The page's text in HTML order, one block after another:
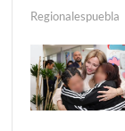
Regionalespuebla